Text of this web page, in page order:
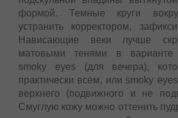
формой. Темные круги
устранить корректором,
Нависающие веки лучше
матовыми тенями в варианте
smoky eyes (для вечера),
практически всем, или smoky
верхнего (подвижного и не
Смуглую кожу можно оттенить